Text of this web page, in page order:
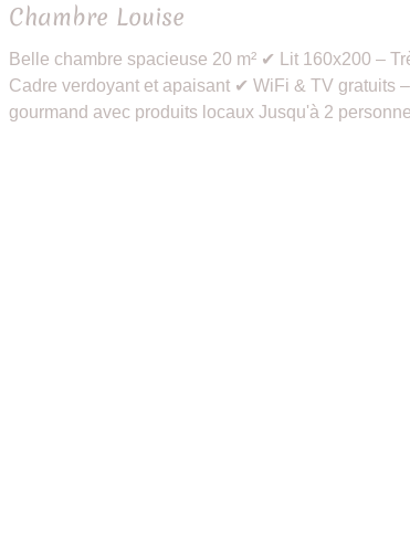
Chambre Louise
Belle chambre spacieuse 20 m² ✔ Lit 160x200 –
Cadre verdoyant et apaisant ✔ WiFi & TV gratuits
gourmand avec produits locaux Jusqu'à 2